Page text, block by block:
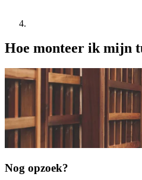
Hoe monteer ik mijn
Nog opzoek?